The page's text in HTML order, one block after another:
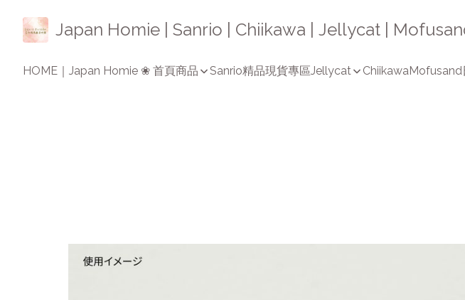
Japan Homie | Sanrio | Chiikawa | Jellycat |
HOME｜Japan Homie ❀ 首頁商品 Sanrio精品現貨專區Jellycat ChiikawaMofusand